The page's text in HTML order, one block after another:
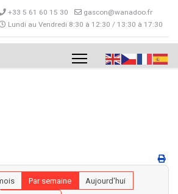
+33 5 61 60 15 30
gascon@wanadoo.fr
Lundi au Vendredi 8:30 à 12:30 / 13:30 à 17:30
Par semaine
Aujourd'hui